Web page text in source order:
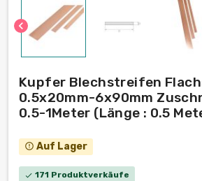
chevron_left
Kupfer Blechstreifen
0.5x20mm-6x90mm
0.5-1Meter (Länge : 0.5
error_outline Auf Lager
check 171 Produktverkäufe